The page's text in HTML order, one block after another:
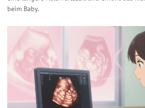
beim Baby.